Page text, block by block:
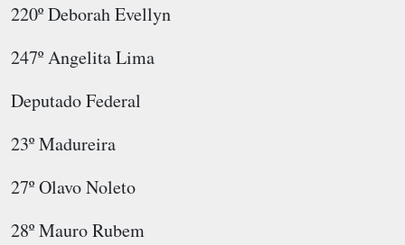
220º Deborah Evellyn
247º Angelita Lima
Deputado Federal
23º Madureira
27º Olavo Noleto
28º Mauro Rubem